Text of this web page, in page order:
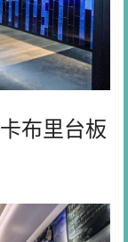
卡布里台板